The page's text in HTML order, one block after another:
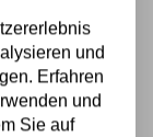
Art Deco Trade
und
Erfahren
und
Sie auf